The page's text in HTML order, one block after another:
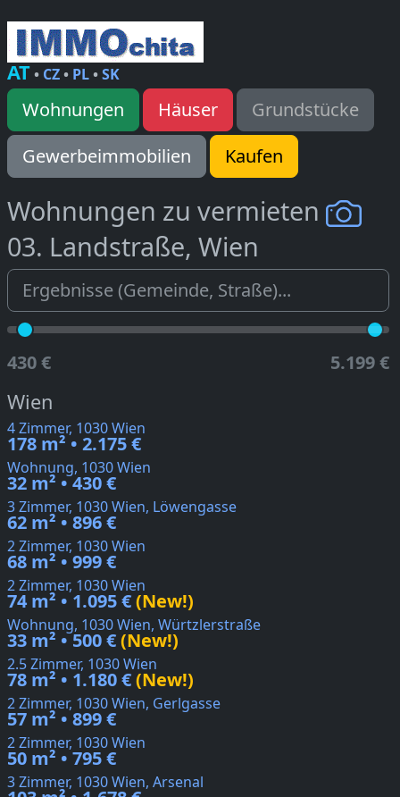
AT• CZ• PL•SK
Wohnungen Häuser
Grundstücke
Gewerbeimmobilien
Kaufen
Wohnungen zu vermieten
03. Landstraße, Wien
430 € 5.199 €
Wien
4 Zimmer, 1030 Wien
178 m² • 2.175 €
Wohnung, 1030 Wien
32 m² • 430 €
3 Zimmer, 1030 Wien, Löwengasse
62 m² • 896 €
2 Zimmer, 1030 Wien
68 m² • 999 €
2 Zimmer, 1030 Wien
74 m² • 1.095 €(New!)
Wohnung, 1030 Wien, Würtzlerstraße
33 m² • 500 €(New!)
2.5 Zimmer, 1030 Wien
78 m² • 1.180 €(New!)
2 Zimmer, 1030 Wien, Gerlgasse
57 m² • 899 €
2 Zimmer, 1030 Wien
50 m² • 795 €
3 Zimmer, 1030 Wien, Arsenal